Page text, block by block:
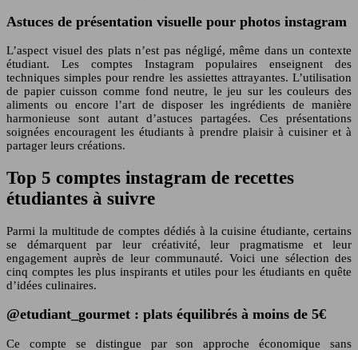
Astuces de présentation visuelle pour photos instagram
L’aspect visuel des plats n’est pas négligé, même dans un contexte
étudiant. Les comptes Instagram populaires enseignent des
techniques simples pour rendre les assiettes attrayantes. L’utilisation
de papier cuisson comme fond neutre, le jeu sur les couleurs des
aliments ou encore l’art de disposer les ingrédients de manière
harmonieuse sont autant d’astuces partagées. Ces présentations
soignées encouragent les étudiants à prendre plaisir à cuisiner et à
partager leurs créations.
Top 5 comptes instagram de recettes
étudiantes à suivre
Parmi la multitude de comptes dédiés à la cuisine étudiante, certains
se démarquent par leur créativité, leur pragmatisme et leur
engagement auprès de leur communauté. Voici une sélection des
cinq comptes les plus inspirants et utiles pour les étudiants en quête
d’idées culinaires.
@etudiant_gourmet : plats équilibrés à moins de 5€
Ce compte se distingue par son approche économique sans